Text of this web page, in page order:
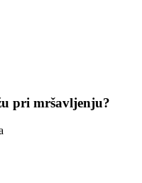
pri mršavljenju?